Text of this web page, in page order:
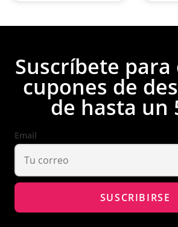
Suscríbete
cupones de
de hasta un
Email